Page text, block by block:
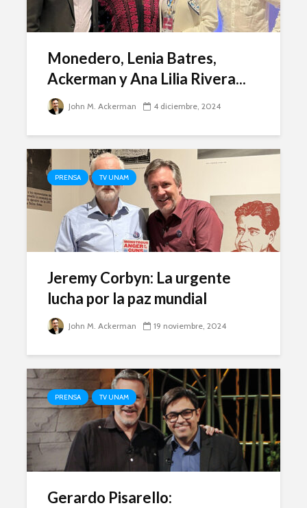
Monedero, Lenia Batres,
Ackerman y Ana Lilia Rivera...
John M. Ackerman 4 diciembre, 2024
PRENSA TV UNAM
Jeremy Corbyn: La urgente
lucha por la paz mundial
John M. Ackerman 19 noviembre, 2024
PRENSA TV UNAM
Gerardo Pisarello: